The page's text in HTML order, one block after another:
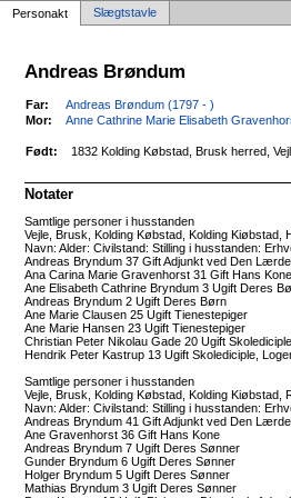
Personakt Slægtstavle
Andreas Brøndum
Far:
Andreas Brøndum (1797 - )
Mor:
Anne Cathrine Marie Elisabeth
Født: 1832 Kolding Købstad, Brusk herred,
Notater
Samtlige personer i husstanden
Vejle, Brusk, Kolding Købstad, Kolding
Navn: Alder: Civilstand: Stilling i husstanden:
Andreas Bryndum 37 Gift Adjunkt ved Den
Ana Carina Marie Gravenhorst 31 Gift Hans Kone
Ane Elisabeth Cathrine Bryndum 3 Ugift Deres
Andreas Bryndum 2 Ugift Deres Børn
Ane Marie Clausen 25 Ugift Tienestepiger
Ane Marie Hansen 23 Ugift Tienestepiger
Christian Peter Nikolau Gade 20 Ugift
Hendrik Peter Kastrup 13 Ugift Skolediciple,
Samtlige personer i husstanden
Vejle, Brusk, Kolding Købstad, Kolding Kiøbstad,
Navn: Alder: Civilstand: Stilling i husstanden:
Andreas Bryndum 41 Gift Adjunkt ved Den Lærde
Ane Gravenhorst 36 Gift Hans Kone
Andreas Bryndum 7 Ugift Deres Sønner
Gunder Bryndum 6 Ugift Deres Sønner
Holger Bryndum 5 Ugift Deres Sønner
Mathias Bryndum 3 Ugift Deres Sønner